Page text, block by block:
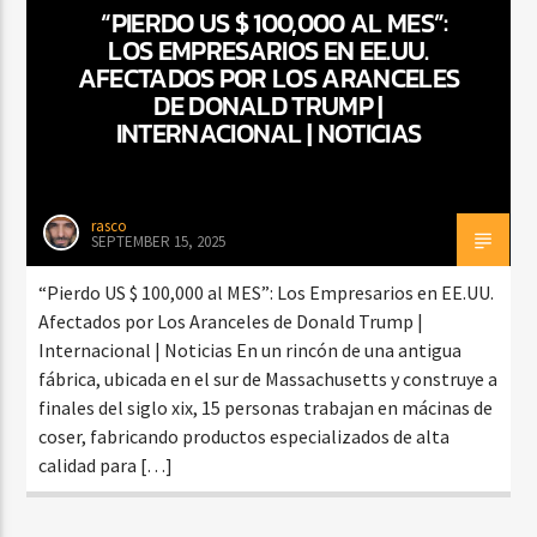
“PIERDO US $ 100,000 AL MES”:
LOS EMPRESARIOS EN EE.UU.
AFECTADOS POR LOS ARANCELES
DE DONALD TRUMP |
INTERNACIONAL | NOTICIAS
rasco
SEPTEMBER 15, 2025
“Pierdo US $ 100,000 al MES”: Los Empresarios en EE.UU.
Afectados por Los Aranceles de Donald Trump |
Internacional | Noticias En un rincón de una antigua
fábrica, ubicada en el sur de Massachusetts y construye a
finales del siglo xix, 15 personas trabajan en mácinas de
coser, fabricando productos especializados de alta
calidad para […]